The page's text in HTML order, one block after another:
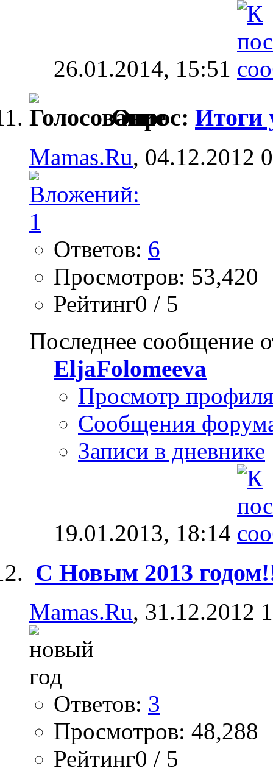
26.01.2014, 15:51
Опрос: Итоги
Mamas.Ru, 04.12.2012
Ответов: 6
Просмотров: 53,420
Рейтинг0 / 5
Последнее сообщение
EljaFolomeeva
Просмотр профиля
Сообщения
Записи в дневнике
19.01.2013, 18:14
С Новым 2013
Mamas.Ru, 31.12.2012
Ответов: 3
Просмотров: 48,288
Рейтинг0 / 5